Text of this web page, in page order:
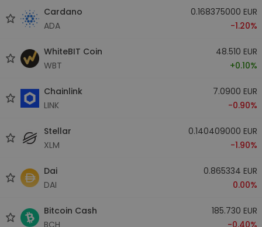
Cardano
ADA
0.168375000 EUR
-1.20%
WhiteBIT Coin
WBT
48.510 EUR
+0.10%
Chainlink
LINK
7.0900 EUR
-0.90%
Stellar
XLM
0.140409000 EUR
-1.90%
Dai
DAI
0.865334 EUR
0.00%
Bitcoin Cash
BCH
185.730 EUR
-0.40%